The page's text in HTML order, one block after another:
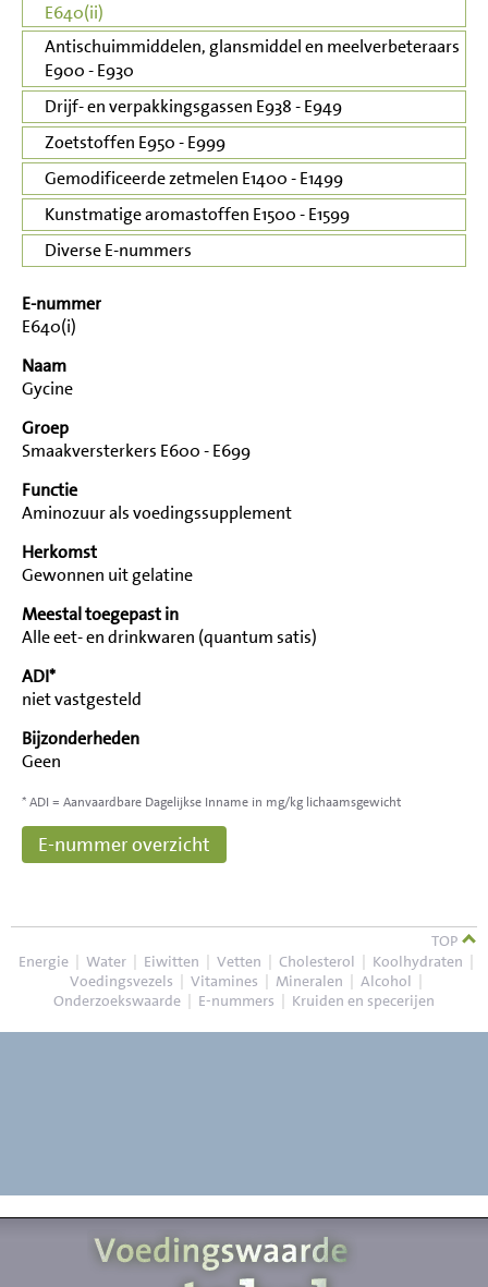
E640(ii)
Antischuimmiddelen, glansmiddel en meelverbeteraars
E900 - E930
Drijf- en verpakkingsgassen E938 - E949
Zoetstoffen E950 - E999
Gemodificeerde zetmelen E1400 - E1499
Kunstmatige aromastoffen E1500 - E1599
Diverse E-nummers
E-nummer
E640(i)
Naam
Gycine
Groep
Smaakversterkers E600 - E699
Functie
Aminozuur als voedingssupplement
Herkomst
Gewonnen uit gelatine
Meestal toegepast in
Alle eet- en drinkwaren (quantum satis)
ADI*
niet vastgesteld
Bijzonderheden
Geen
* ADI = Aanvaardbare Dagelijkse Inname in mg/kg lichaamsgewicht
E-nummer overzicht
TOP
Energie | Water | Eiwitten | Vetten | Cholesterol | Koolhydraten |
Voedingsvezels | Vitamines | Mineralen | Alcohol |
Onderzoekswaarde | E-nummers | Kruiden en specerijen